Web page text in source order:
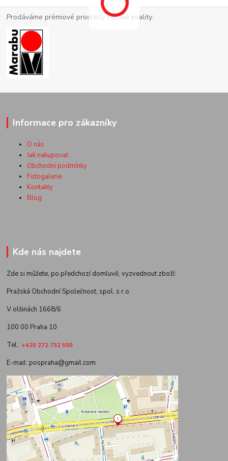
Prodáváme prémiové produkty vysoké kvality:
Informace pro zákazníky
O nás
Jak nakupovat
Obchodní podmínky
Fotogalerie
Kontakty
Blog
Kde nás najdete
Zde si můžete, po předchozí domluvě, vyzvednout zboží:
Pražská Obchodní Společnost, spol. s r.o.
V olšinách 1668/6
100 00 Praha 10
Tel.: +420 272 732 500
E-mail: pospraha@gmail.com